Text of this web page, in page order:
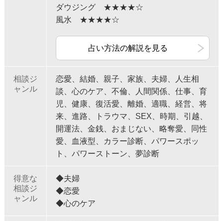
ダウジング ★★★★☆
風水 ★★★★☆
占い方法の解説を見る
相談ジ
ャンル
恋愛、結婚、親子、家族、夫婦、人生相
談、心のケア、不倫、人間関係、仕事、育
児、健康、復活愛、離婚、適職、経営、将
来、進路、トラウマ、SEX、時期、引越、
開運法、金銭、おまじない、略奪愛、同性
愛、血液型、カラー診断、パワースポッ
ト、パワーストーン、夢診断
得意な
相談ジ
ャンル
◆夫婦
◆恋愛
◆心のケア